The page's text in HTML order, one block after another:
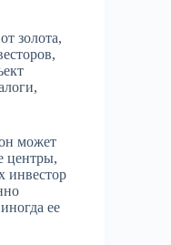
золота,
может
центры,
инвестор
ее